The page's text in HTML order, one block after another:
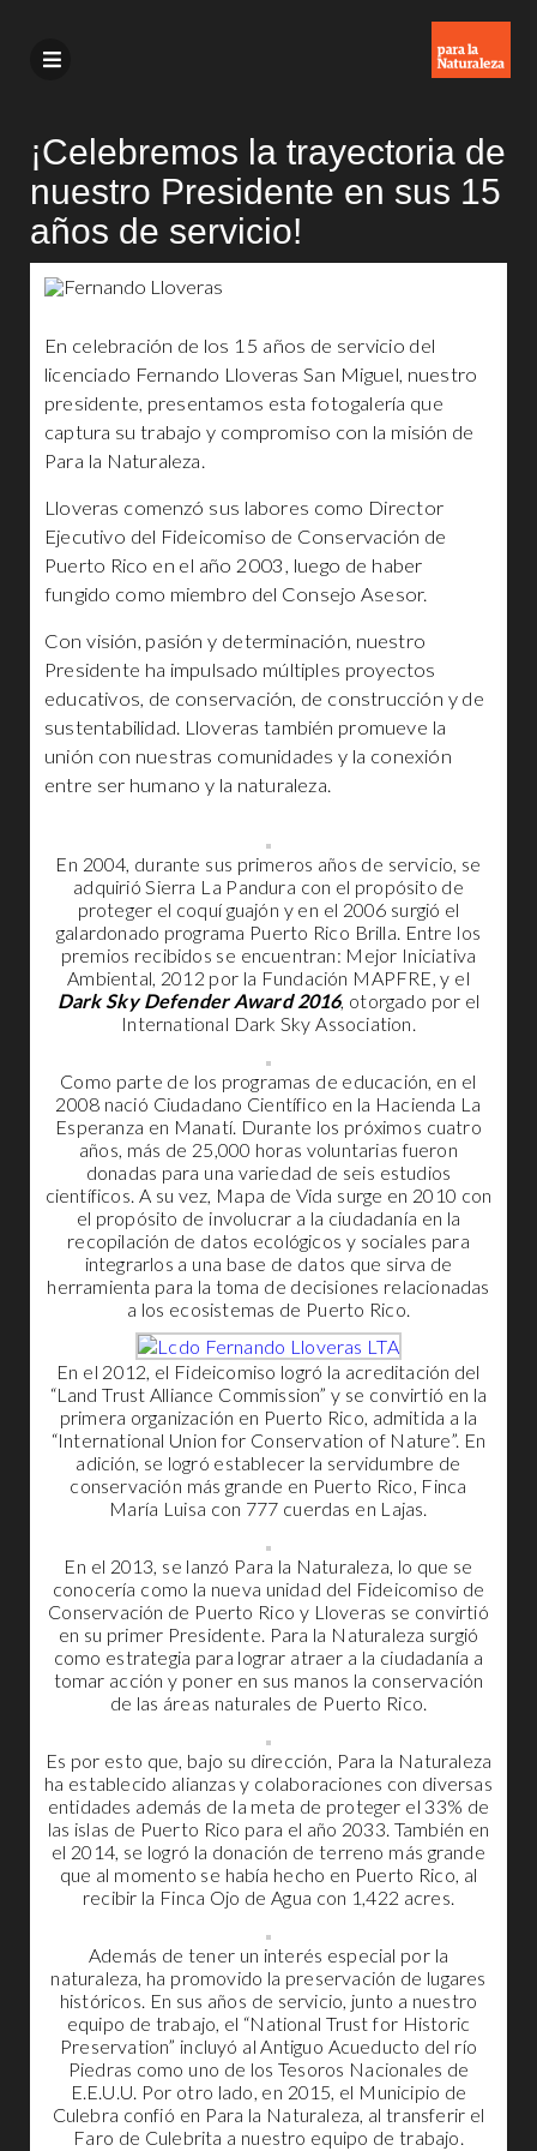
¡Celebremos la trayectoria de
nuestro Presidente en sus 15
años de servicio!
En celebración de los 15 años de servicio del
licenciado Fernando Lloveras San Miguel, nuestro
presidente, presentamos esta fotogalería que
captura su trabajo y compromiso con la misión de
Para la Naturaleza.
Lloveras comenzó sus labores como Director
Ejecutivo del Fideicomiso de Conservación de
Puerto Rico en el año 2003, luego de haber
fungido como miembro del Consejo Asesor.
Con visión, pasión y determinación, nuestro
Presidente ha impulsado múltiples proyectos
educativos, de conservación, de construcción y de
sustentabilidad. Lloveras también promueve la
unión con nuestras comunidades y la conexión
entre ser humano y la naturaleza.
En 2004, durante sus primeros años de servicio, se
adquirió Sierra La Pandura con el propósito de
proteger el coquí guajón y en el 2006 surgió el
galardonado programa Puerto Rico Brilla. Entre los
premios recibidos se encuentran: Mejor Iniciativa
Ambiental, 2012 por la Fundación MAPFRE, y el
Dark Sky Defender Award 2016, otorgado por el
International Dark Sky Association.
Como parte de los programas de educación, en el
2008 nació Ciudadano Científico en la Hacienda La
Esperanza en Manatí. Durante los próximos cuatro
años, más de 25,000 horas voluntarias fueron
donadas para una variedad de seis estudios
científicos. A su vez, Mapa de Vida surge en 2010 con
el propósito de involucrar a la ciudadanía en la
recopilación de datos ecológicos y sociales para
integrarlos a una base de datos que sirva de
herramienta para la toma de decisiones relacionadas
a los ecosistemas de Puerto Rico.
En el 2012, el Fideicomiso logró la acreditación del
“Land Trust Alliance Commission” y se convirtió en la
primera organización en Puerto Rico, admitida a la
“International Union for Conservation of Nature”. En
adición, se logró establecer la servidumbre de
conservación más grande en Puerto Rico, Finca
María Luisa con 777 cuerdas en Lajas.
En el 2013, se lanzó Para la Naturaleza, lo que se
conocería como la nueva unidad del Fideicomiso de
Conservación de Puerto Rico y Lloveras se convirtió
en su primer Presidente. Para la Naturaleza surgió
como estrategia para lograr atraer a la ciudadanía a
tomar acción y poner en sus manos la conservación
de las áreas naturales de Puerto Rico.
Es por esto que, bajo su dirección, Para la Naturaleza
ha establecido alianzas y colaboraciones con diversas
entidades además de la meta de proteger el 33% de
las islas de Puerto Rico para el año 2033. También en
el 2014, se logró la donación de terreno más grande
que al momento se había hecho en Puerto Rico, al
recibir la Finca Ojo de Agua con 1,422 acres.
Además de tener un interés especial por la
naturaleza, ha promovido la preservación de lugares
históricos. En sus años de servicio, junto a nuestro
equipo de trabajo, el “National Trust for Historic
Preservation” incluyó al Antiguo Acueducto del río
Piedras como uno de los Tesoros Nacionales de
E.E.U.U. Por otro lado, en 2015, el Municipio de
Culebra confió en Para la Naturaleza, al transferir el
Faro de Culebrita a nuestro equipo de trabajo.